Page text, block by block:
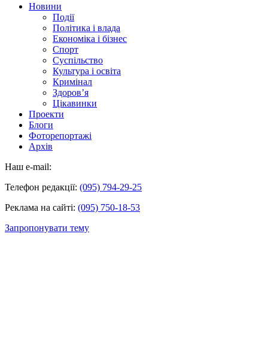
Новини
Події
Політика і влада
Економіка і бізнес
Спорт
Суспільство
Культура і освіта
Кримінал
Здоров’я
Цікавинки
Проекти
Блоги
Фоторепортажі
Архів
Наш e-mail:
Телефон редакції: (095) 794-29-25
Реклама на сайті: (095) 750-18-53
Запропонувати тему